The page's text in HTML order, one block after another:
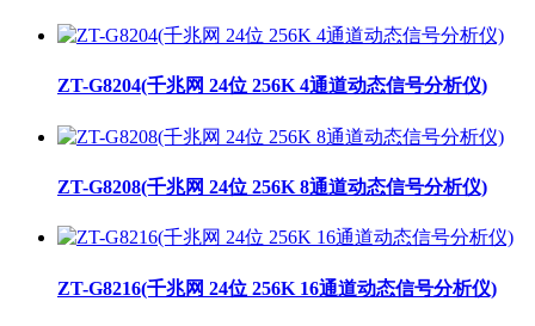
ZT-G8204(千兆网 24位 256K 4通道动态信号分析仪)
ZT-G8208(千兆网 24位 256K 8通道动态信号分析仪)
ZT-G8216(千兆网 24位 256K 16通道动态信号分析仪)